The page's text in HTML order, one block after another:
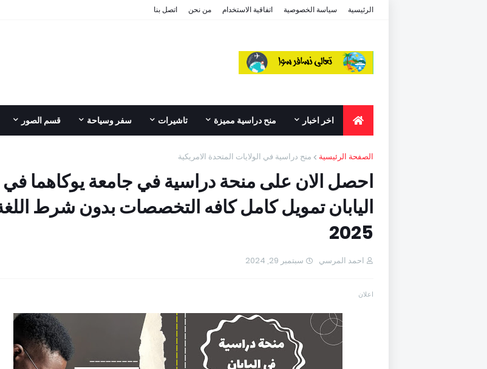
الرئيسية سياسة الخصوصية اتفاقية الاستخدام من نحن اتصل بنا
اخر اخبار منح دراسية مميزة تاشيرات سفر وسياحة قسم الصور
الصفحة الرئيسية منح دراسية في الولايات المتحدة الامريكية
احصل الان على منحة دراسية في جامعة يوكاهما في
اليابان تمويل كامل كافه التخصصات بدون شرط
2025
احمد المرسي سبتمبر 29, 2024
اعلان